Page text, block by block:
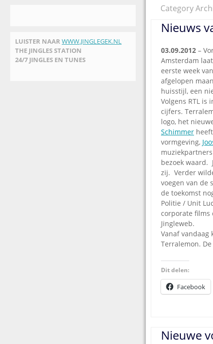
LUISTER NAAR WWW.JINGLEGEK.NL
THE JINGLES STATION
24/7 JINGLES EN TUNES
Category
Nieuws
03.09.2012 –
Amsterdam
eerste week
afgelopen
huisstijl, een
Volgens RTL is
cijfers.
logo, het
Schimmer
vormgeving,
bezoek waard.
zij. Verder
voegen van de
de toekomst
Politie / Unit
corporate films
Jingleweb.
Vanaf vandaag
Terralemon.
Dit delen:
Facebook
Nieuwe